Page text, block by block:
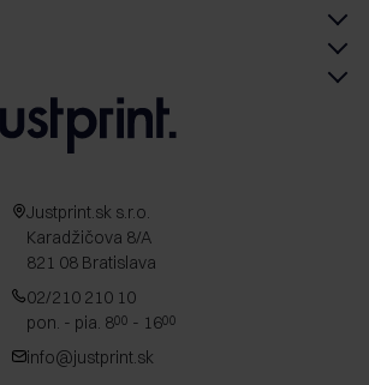
Justprint.sk s.r.o.
Karadžičova 8/A
821 08 Bratislava
02/210 210 10
pon. - pia. 800 - 1600
info@justprint.sk